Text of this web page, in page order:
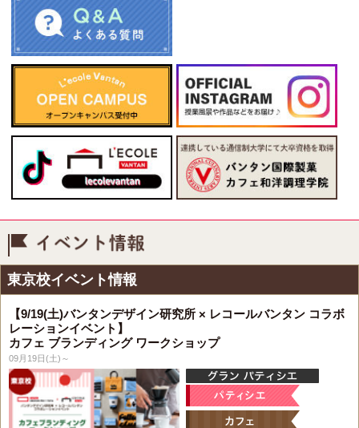
東京校イベント情報
【9/19(土)バンタンデザイン研究所 × レコールバンタン コラボ
レーションイベント】
カフェ ブランディング ワークショップ
09月19日(土)～